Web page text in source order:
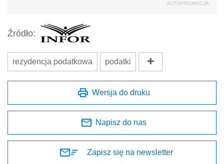
AUTOPROMOCJA
Źródło:
rezydencja podatkowa podatki
Wersja do druku
Napisz do nas
Zapisz się na newsletter